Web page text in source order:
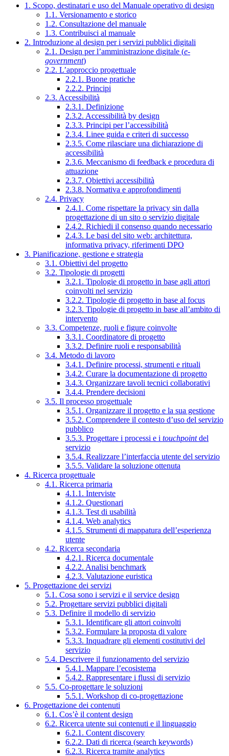
1. Scopo, destinatari e uso del Manuale operativo di design
1.1. Versionamento e storico
1.2. Consultazione del manuale
1.3. Contribuisci al manuale
2. Introduzione al design per i servizi pubblici digitali
2.1. Design per l’amministrazione digitale (e-
government)
2.2. L’approccio progettuale
2.2.1. Buone pratiche
2.2.2. Principi
2.3. Accessibilità
2.3.1. Definizione
2.3.2. Accessibilità by design
2.3.3. Principi per l’accessibilità
2.3.4. Linee guida e criteri di successo
2.3.5. Come rilasciare una dichiarazione di
accessibilità
2.3.6. Meccanismo di feedback e procedura di
attuazione
2.3.7. Obiettivi accessibilità
2.3.8. Normativa e approfondimenti
2.4. Privacy
2.4.1. Come rispettare la privacy sin dalla
progettazione di un sito o servizio digitale
2.4.2. Richiedi il consenso quando necessario
2.4.3. Le basi del sito web: architettura,
informativa privacy, riferimenti DPO
3. Pianificazione, gestione e strategia
3.1. Obiettivi del progetto
3.2. Tipologie di progetti
3.2.1. Tipologie di progetto in base agli attori
coinvolti nel servizio
3.2.2. Tipologie di progetto in base al focus
3.2.3. Tipologie di progetto in base all’ambito di
intervento
3.3. Competenze, ruoli e figure coinvolte
3.3.1. Coordinatore di progetto
3.3.2. Definire ruoli e responsabilità
3.4. Metodo di lavoro
3.4.1. Definire processi, strumenti e rituali
3.4.2. Curare la documentazione di progetto
3.4.3. Organizzare tavoli tecnici collaborativi
3.4.4. Prendere decisioni
3.5. Il processo progettuale
3.5.1. Organizzare il progetto e la sua gestione
3.5.2. Comprendere il contesto d’uso del servizio
pubblico
3.5.3. Progettare i processi e i touchpointdel
servizio
3.5.4. Realizzare l’interfaccia utente del servizio
3.5.5. Validare la soluzione ottenuta
4. Ricerca progettuale
4.1. Ricerca primaria
4.1.1. Interviste
4.1.2. Questionari
4.1.3. Test di usabilità
4.1.4. Web analytics
4.1.5. Strumenti di mappatura dell’esperienza
utente
4.2. Ricerca secondaria
4.2.1. Ricerca documentale
4.2.2. Analisi benchmark
4.2.3. Valutazione euristica
5. Progettazione dei servizi
5.1. Cosa sono i servizi e il service design
5.2. Progettare servizi pubblici digitali
5.3. Definire il modello di servizio
5.3.1. Identificare gli attori coinvolti
5.3.2. Formulare la proposta di valore
5.3.3. Inquadrare gli elementi costitutivi del
servizio
5.4. Descrivere il funzionamento del servizio
5.4.1. Mappare l’ecosistema
5.4.2. Rappresentare i flussi di servizio
5.5. Co-progettare le soluzioni
5.5.1. Workshop di co-progettazione
6. Progettazione dei contenuti
6.1. Cos’è il content design
6.2. Ricerca utente sui contenuti e il linguaggio
6.2.1. Content discovery
6.2.2. Dati di ricerca (search keywords)
6.2.3. Ricerca tramite analytics